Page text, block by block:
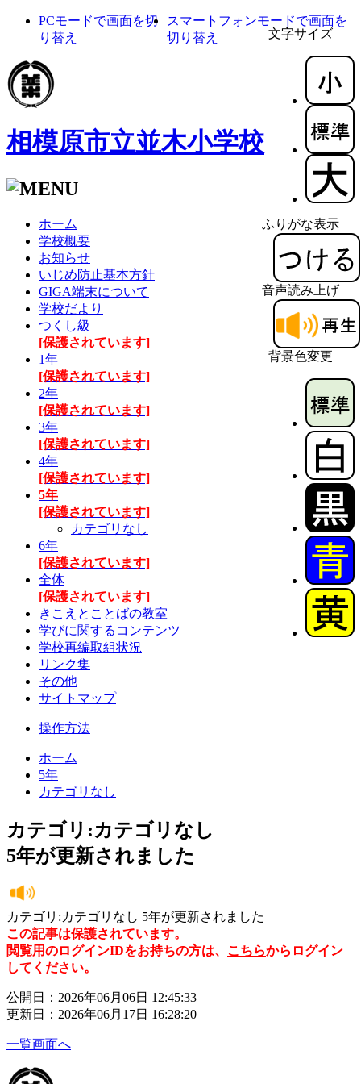
文字サイズ
ふりがな表示
音声読み上げ
背景色変更
PCモードで画面を切
り替え
スマートフォンモードで画面を
切り替え
相模原市立並木小学校
ホーム
学校概要
お知らせ
いじめ防止基本方針
GIGA端末について
学校だより
つくし級
[保護されています]
1年
[保護されています]
2年
[保護されています]
3年
[保護されています]
4年
[保護されています]
5年
[保護されています]
カテゴリなし
6年
[保護されています]
全体
[保護されています]
きこえとことばの教室
学びに関するコンテンツ
学校再編取組状況
リンク集
その他
サイトマップ
操作方法
ホーム
5年
カテゴリなし
カテゴリ:カテゴリなし
5年が更新されました
カテゴリ:カテゴリなし 5年が更新されました
この記事は保護されています。
閲覧用のログインIDをお持ちの方は、 こちらからログイン
してください。
公開日：2026年06月06日 12:45:33
更新日：2026年06月17日 16:28:20
一覧画面へ